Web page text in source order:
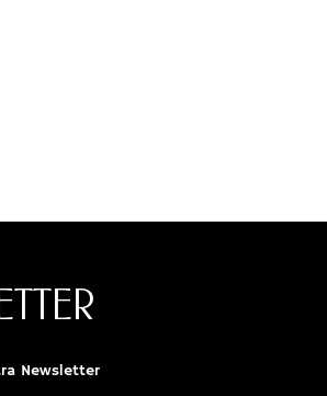
Newsletter